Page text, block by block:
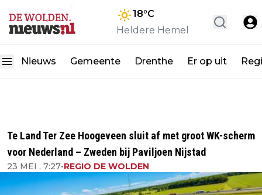
18°C
Heldere Hemel
Nieuws Gemeente Drenthe Er op uit
Te Land Ter Zee Hoogeveen sluit af met groot WK-scherm
voor Nederland – Zweden bij Paviljoen Nijstad
23 MEI , 7:27•REGIO DE WOLDEN